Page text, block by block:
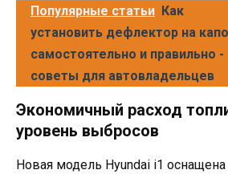
Популярные статьи Как
установить дефлектор на
самостоятельно и правильно -
советы для автовладельцев
Экономичный расход
уровень выбросов
Новая модель Hyundai i1